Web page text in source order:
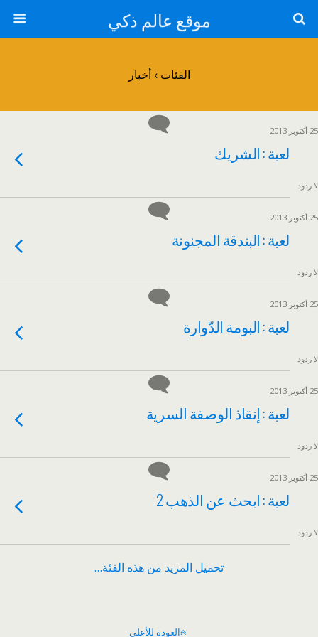
موقع عالم ذكي
الفئات › أخبار
25 أكتوبر 2013
لعبة : الشريك
لا ردود
25 أكتوبر 2013
لعبة : البندقة المجنونة
لا ردود
25 أكتوبر 2013
لعبة : البومة الدّوارة
لا ردود
25 أكتوبر 2013
لعبة : إنقاذ الوصفة السرية
لا ردود
25 أكتوبر 2013
لعبة : ابحث عن الذهب 2
لا ردود
تحميل المزيد من هذه الفئة…
العودة للأعلى